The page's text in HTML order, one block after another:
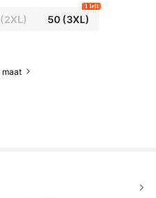
(2XL) 50(3XL)
1 left
maat